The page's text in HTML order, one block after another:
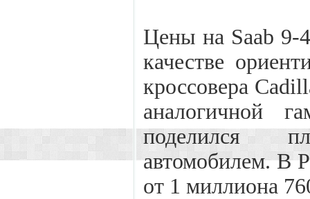
Цены на Saab 9-
качестве
кроссовера
аналогичной
поделился
автомобилем. В
от 1 миллиона